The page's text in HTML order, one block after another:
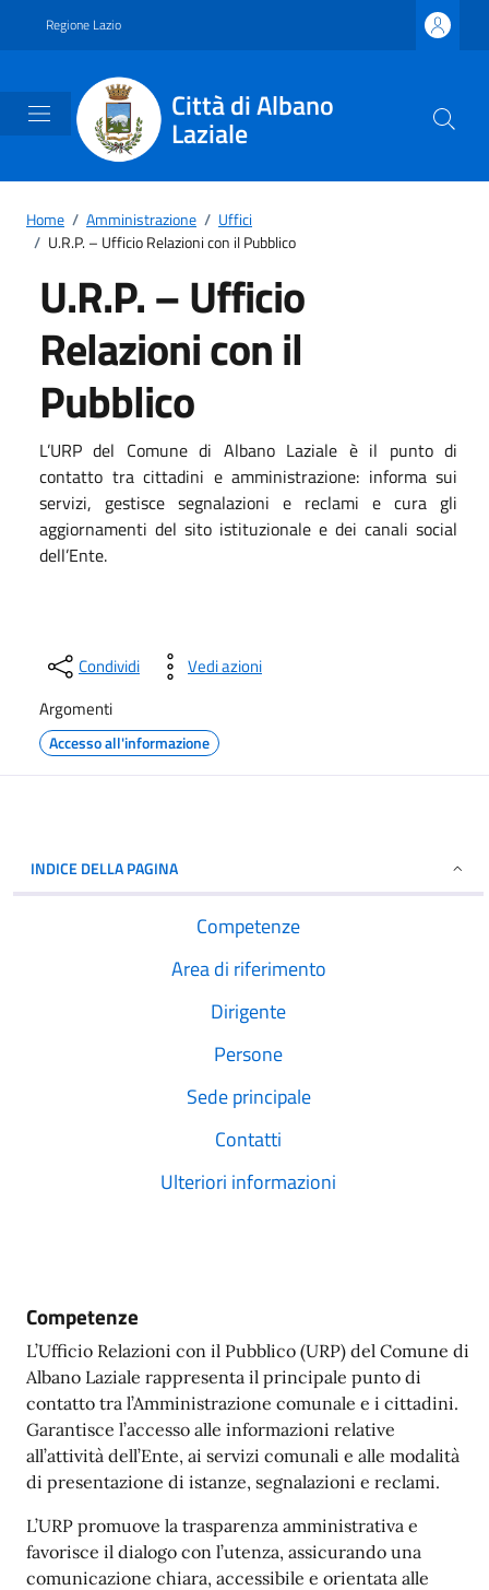
Regione Lazio
Città di Albano
Laziale
Home / Amministrazione / Uffici
/ U.R.P. – Ufficio Relazioni con il Pubblico
U.R.P. – Ufficio
Relazioni con il
Pubblico
L’URP del Comune di Albano Laziale è il punto di
contatto tra cittadini e amministrazione: informa sui
servizi, gestisce segnalazioni e reclami e cura gli
aggiornamenti del sito istituzionale e dei canali social
dell’Ente.
Condividi
Vedi azioni
Argomenti
Accesso all'informazione
INDICE DELLA PAGINA
Competenze
Area di riferimento
Dirigente
Persone
Sede principale
Contatti
Ulteriori informazioni
Competenze
L’Ufficio Relazioni con il Pubblico (URP) del Comune di
Albano Laziale rappresenta il principale punto di
contatto tra l’Amministrazione comunale e i cittadini.
Garantisce l’accesso alle informazioni relative
all’attività dell’Ente, ai servizi comunali e alle modalità
di presentazione di istanze, segnalazioni e reclami.
L’URP promuove la trasparenza amministrativa e
favorisce il dialogo con l’utenza, assicurando una
comunicazione chiara, accessibile e orientata alle